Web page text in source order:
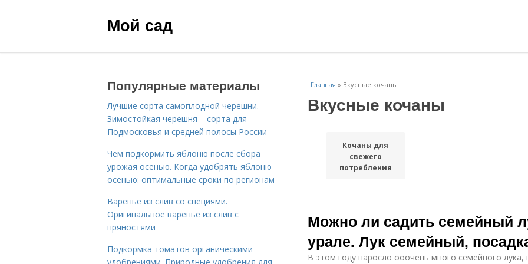
Мой сад
Главная » Вкусные кочаны
Вкусные кочаны
Кочаны для
свежего
потребления
Можно ли садить семейный
урале. Лук семейный,
В этом году наросло ооочень много семейного
Популярные материалы
Лучшие сорта самоплодной черешни.
Зимостойкая черешня – сорта для
Подмосковья и средней полосы России
Чем подкормить яблоню после сбора
урожая осенью. Когда удобрять яблоню
осенью: оптимальные сроки по регионам
Варенье из слив со специями.
Оригинальное варенье из слив с
пряностями
Подкормка томатов органическими